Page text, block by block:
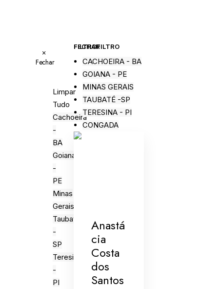
×
Fechar
Limpar
Tudo
Cachoeira
-
BA
Goiana
-
PE
Minas
Gerais
Taubaté
-
SP
Teresina
-
PI
FECHAR FILTROFILTRO
CACHOEIRA - BA
GOIANA - PE
MINAS GERAIS
TAUBATÉ -SP
TERESINA - PI
CONGADA
Anastá
cia
Costa
dos
Santos